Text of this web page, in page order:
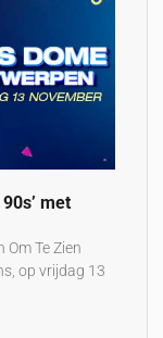
met
Om Te Zien
op vrijdag 13